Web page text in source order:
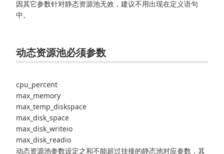
因其它参数针对静态资源池无效，建议不用出现在定义语句
中。
动态资源池必须参数
cpu_percent
max_memory
max_temp_diskspace
max_disk_space
max_disk_writeio
max_disk_readio
动态资源池参数设定之和不能超过挂接的静态池对应参数，其